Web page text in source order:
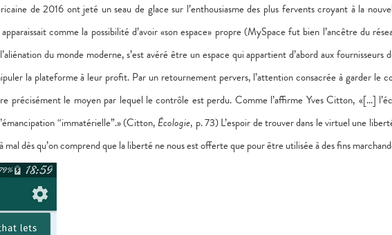
de 2016 ont jeté un seau de glace sur l’enthousiasme des plus fervents croyant à la
comme la possibilité d’avoir «son espace» propre (MySpace fut bien l’ancêtre du
du monde moderne, s’est avéré être un espace qui appartient d’abord aux fournisseurs
la plateforme à leur profit. Par un retournement pervers, l’attention consacrée à garder le
précisément le moyen par lequel le contrôle est perdu. Comme l’affirme Yves Citton, «[…]
“immatérielle”.» (Citton, Écologie, p. 73) L’espoir de trouver dans le virtuel une
mal dès qu’on comprend que la liberté ne nous est offerte que pour être utilisée à des fins